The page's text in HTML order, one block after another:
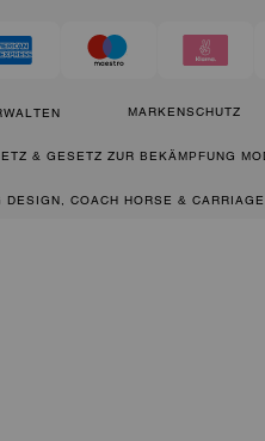
MARKENSCHUTZ
& GESETZ ZUR BEKÄMPFUNG
COACH HORSE &